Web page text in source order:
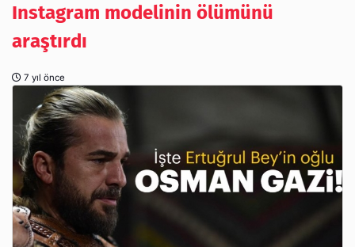
Instagram modelinin ölümünü
araştırdı
7 yıl önce